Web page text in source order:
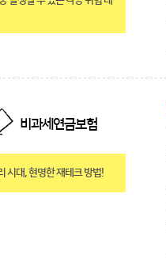
비과세연금보험
시대, 현명한 재테크 방법!